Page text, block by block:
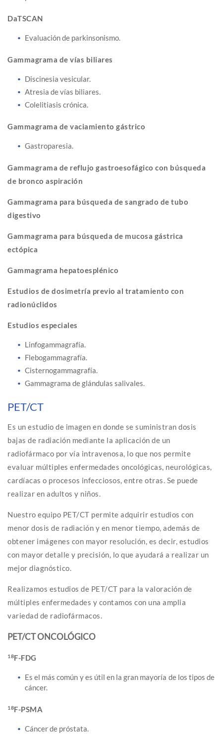
DaTSCAN
Evaluación de parkinsonismo.
Gammagrama de vías biliares
Discinesia vesicular.
Atresia de vías biliares.
Colelitiasis crónica.
Gammagrama de vaciamiento gástrico
Gastroparesia.
Gammagrama de reflujo gastroesofágico con búsqueda
de bronco aspiración
Gammagrama para búsqueda de sangrado de tubo
digestivo
Gammagrama para búsqueda de mucosa gástrica
ectópica
Gammagrama hepatoesplénico
Estudios de dosimetría previo al tratamiento con
radionúclidos
Estudios especiales
Linfogammagrafía.
Flebogammagrafía.
Cisternogammagrafía.
Gammagrama de glándulas salivales.
PET/CT
Es un estudio de imagen en donde se suministran dosis
bajas de radiación mediante la aplicación de un
radiofármaco por vía intravenosa, lo que nos permite
evaluar múltiples enfermedades oncológicas, neurológicas,
cardíacas o procesos infecciosos, entre otras. Se puede
realizar en adultos y niños.
Nuestro equipo PET/CT permite adquirir estudios con
menor dosis de radiación y en menor tiempo, además de
obtener imágenes con mayor resolución, es decir, estudios
con mayor detalle y precisión, lo que ayudará a realizar un
mejor diagnóstico.
Realizamos estudios de PET/CT para la valoración de
múltiples enfermedades y contamos con una amplia
variedad de radiofármacos.
PET/CT ONCOLÓGICO
18F-FDG
Es el más común y es útil en la gran mayoría de los tipos de
cáncer.
18F-PSMA
Cáncer de próstata.